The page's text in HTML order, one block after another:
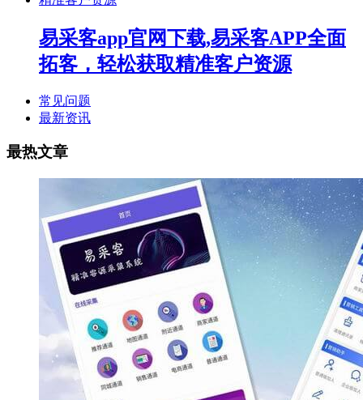
易采客app官网下载,易采客APP全面
拓客，轻松获取精准客户资源
常见问题
最新资讯
最热文章